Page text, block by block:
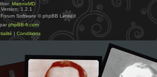
MannixMD
1.2.1
Software © phpBB Limited
phpBB-fr.com
| Conditions